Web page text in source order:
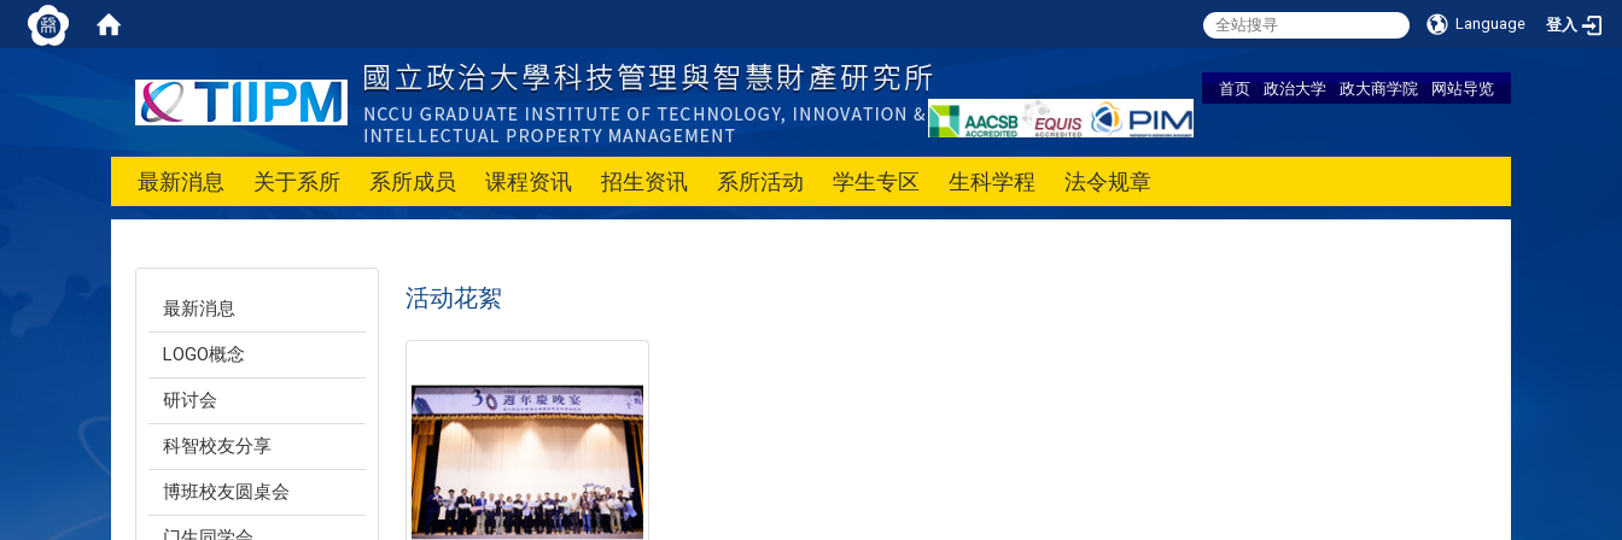
Language 登入
首页 政治大学 政大商学院 网站导览
最新消息 关于系所 系所成员 课程资讯 招生资讯 系所活动 学生专区 生科学程 法令规章
最新消息
LOGO概念
研讨会
科智校友分享
博班校友圆桌会
活动花絮